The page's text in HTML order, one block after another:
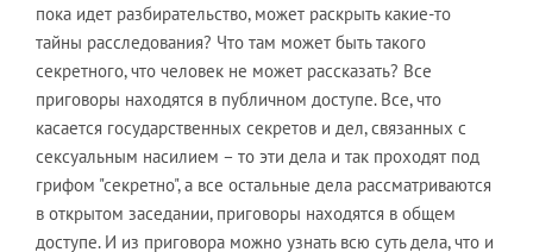
пока идет разбирательство, может раскрыть какие-то
тайны расследования? Что там может быть такого
секретного, что человек не может рассказать? Все
приговоры находятся в публичном доступе. Все, что
касается государственных секретов и дел, связанных с
сексуальным насилием – то эти дела и так проходят под
грифом "секретно", а все остальные дела рассматриваются
в открытом заседании, приговоры находятся в общем
доступе. И из приговора можно узнать всю суть дела, что и